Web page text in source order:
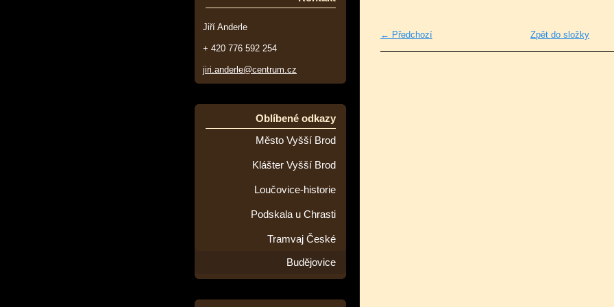
← Předchozí Zpět do složky
Jiří Anderle
+ 420 776 592 254
jiri.anderle@centrum.cz
Oblíbené odkazy
Město Vyšší Brod
Klášter Vyšší Brod
Loučovice-historie
Podskala u Chrasti
Tramvaj České
Budějovice